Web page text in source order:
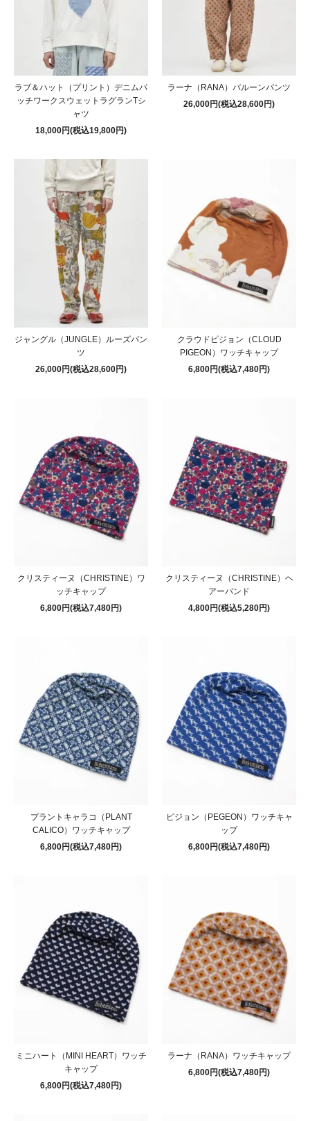
ラブ＆ハット（プリント）デニムパ
ッチワークスウェットラグランTシ
ャツ
18,000円(税込19,800円)
ラーナ（RANA）バルーンパンツ
26,000円(税込28,600円)
ジャングル（JUNGLE）ルーズパン
ツ
26,000円(税込28,600円)
クラウドピジョン（CLOUD
PIGEON）ワッチキャップ
6,800円(税込7,480円)
クリスティーヌ（CHRISTINE）ワ
ッチキャップ
6,800円(税込7,480円)
クリスティーヌ（CHRISTINE）ヘ
アーバンド
4,800円(税込5,280円)
プラントキャラコ（PLANT
CALICO）ワッチキャップ
6,800円(税込7,480円)
ピジョン（PEGEON）ワッチキャ
ップ
6,800円(税込7,480円)
ミニハート（MINI HEART）ワッチ
キャップ
6,800円(税込7,480円)
ラーナ（RANA）ワッチキャップ
6,800円(税込7,480円)